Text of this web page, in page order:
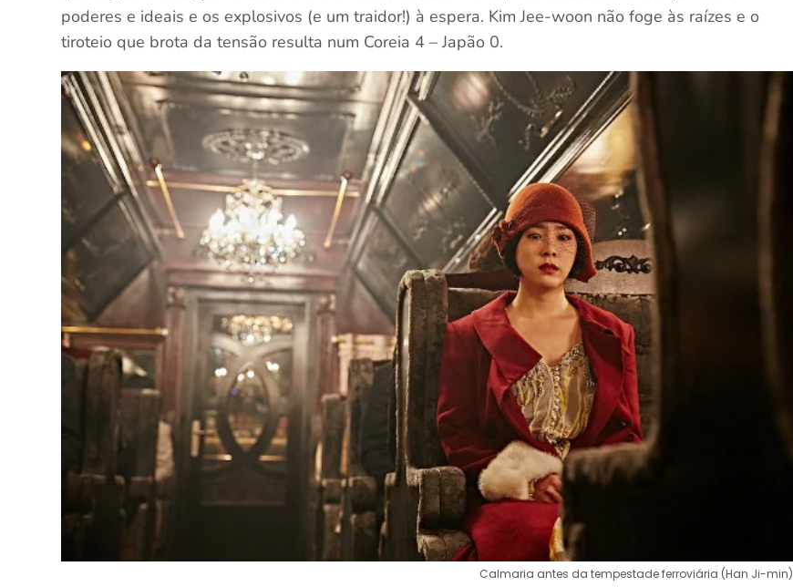
poderes e ideais e os explosivos (e um traidor!) à espera. Kim Jee-woon não foge às raízes e o
tiroteio que brota da tensão resulta num Coreia 4 – Japão 0.
Calmaria antes da tempestade ferroviária (Han Ji-min)